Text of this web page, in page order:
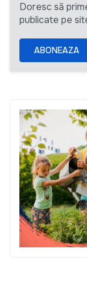
Doresc să
publicate pe
ABONEAZA